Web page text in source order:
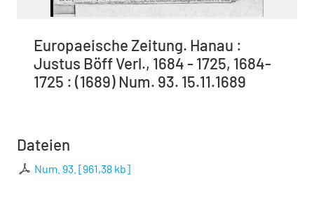
Europaeische Zeitung. Hanau :
Justus Böff Verl., 1684 - 1725, 1684-
1725 : (1689) Num. 93. 15.11.1689
Dateien
Num. 93. [961,38 kb]